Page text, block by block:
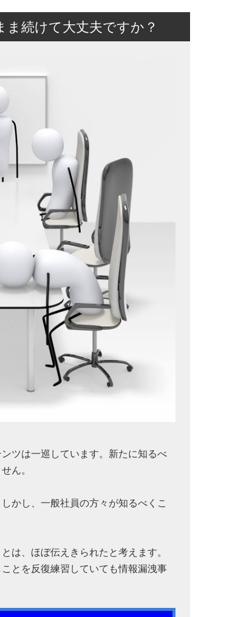
続けて大丈夫ですか？
ツは一巡しています。新たに知るべ
ん。
かし、一般社員の方々が知るべくこ
は、ほぼ伝えきられたと考えます。
とを反復練習していても情報漏洩事